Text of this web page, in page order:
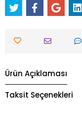
Ürün Açıklaması
Taksit Seçenekleri